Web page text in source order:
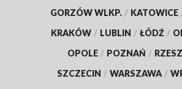
GORZÓW WLKP. / KATOWICE
KRAKÓW / LUBLIN / ŁÓDŹ /
OPOLE / POZNAŃ /
SZCZECIN / WARSZAWA /